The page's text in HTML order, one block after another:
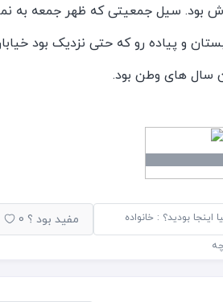
بود. سیل جمعیتی که ظهر جمعه به
و پیاده رو که حتی نزدیک بود
سال های وطن بود.
ها نیز چرخ دستی قرمز رنگی دارند و
ترکی و همبرگر خیس با قیمت هایی خوب
ها جذاب اند. خیابان های شیب دار
لب ساحل می برد. کافه جذاب ترک
اینجا بودید؟ : خانواده مفید بود ؟ 0